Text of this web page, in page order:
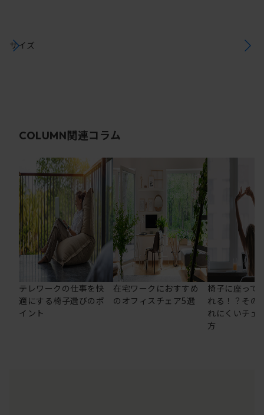
サイズ
COLUMN関連コラム
テレワークの仕事を快
適にする椅子選びのポ
イント
在宅ワークにおすすめ
のオフィスチェア5選
椅子に座って
れる！？その
れにくいチェ
方